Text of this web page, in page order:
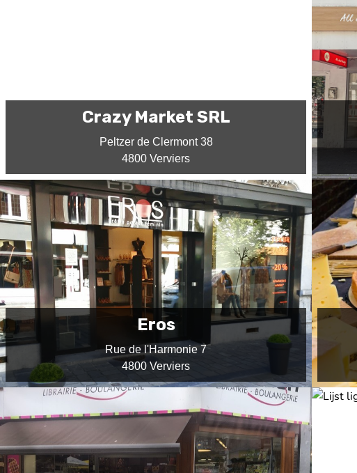
Crazy Market SRL
Peltzer de Clermont 38
4800 Verviers
Eros
Rue de l'Harmonie 7
4800 Verviers